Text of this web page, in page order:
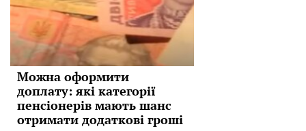
Можна оформити
доплату: які категорії
пенсіонерів мають шанс
отримати додаткові гроші